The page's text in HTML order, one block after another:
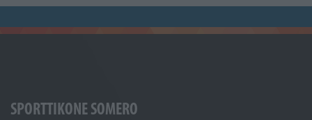
SPORTTIKONE SOMERO